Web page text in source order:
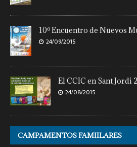
10º Encuentro de Nuevos
24/09/2015
El CCIC en Sant Jordi
24/08/2015
CAMPAMENTOS FAMIILARES